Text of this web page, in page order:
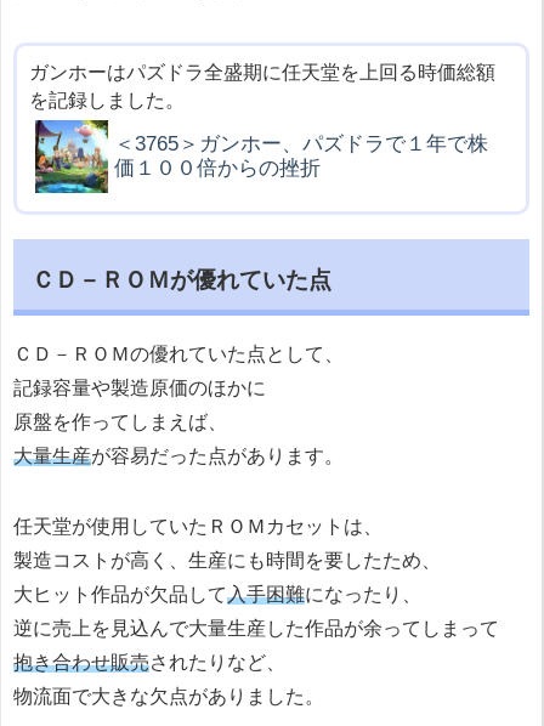
ガンホーはパズドラ全盛期に任天堂を上回る時価総額
を記録しました。
＜3765＞ガンホー、パズドラで１年で株
価１００倍からの挫折
ＣＤ－ＲＯＭが優れていた点
ＣＤ－ＲＯＭの優れていた点として、
記録容量や製造原価のほかに
原盤を作ってしまえば、
大量生産が容易だった点があります。
任天堂が使用していたＲＯＭカセットは、
製造コストが高く、生産にも時間を要したため、
大ヒット作品が欠品して入手困難になったり、
逆に売上を見込んで大量生産した作品が余ってしまって
抱き合わせ販売されたりなど、
物流面で大きな欠点がありました。